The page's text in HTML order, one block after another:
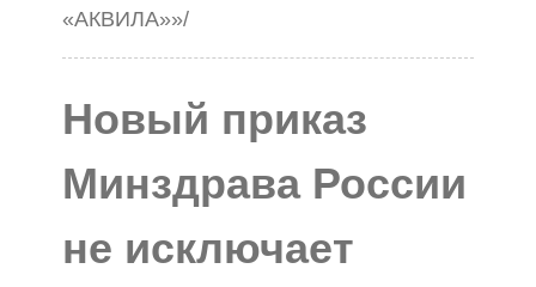
«АКВИЛА»»/
Новый приказ
Минздрава России
не исключает